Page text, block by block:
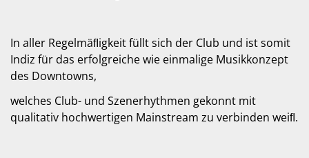
In aller Regelmäﬂigkeit füllt sich der Club und ist somit
Indiz für das erfolgreiche wie einmalige Musikkonzept
des Downtowns,
welches Club- und Szenerhythmen gekonnt mit
qualitativ hochwertigen Mainstream zu verbinden weiﬂ.